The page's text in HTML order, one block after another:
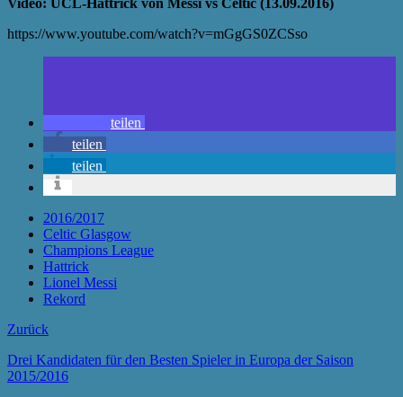
https://www.youtube.com/watch?v=mGgGS0ZCSso
teilen
teilen
teilen
2016/2017
Celtic Glasgow
Champions League
Hattrick
Lionel Messi
Rekord
Zurück
Drei Kandidaten für den Besten Spieler in Europa der Saison
2015/2016